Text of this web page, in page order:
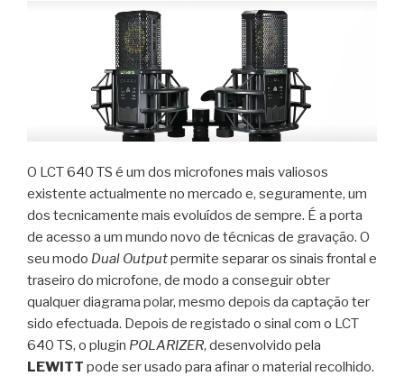
O LCT 640 TS é um dos microfones mais valiosos
existente actualmente no mercado e, seguramente, um
dos tecnicamente mais evoluídos de sempre. É a porta
de acesso a um mundo novo de técnicas de gravação. O
seu modo Dual Outputpermite separar os sinais frontal e
traseiro do microfone, de modo a conseguir obter
qualquer diagrama polar, mesmo depois da captação ter
sido efectuada. Depois de registado o sinal com o LCT
640 TS, o plugin POLARIZER, desenvolvido pela
LEWITT pode ser usado para afinar o material recolhido.